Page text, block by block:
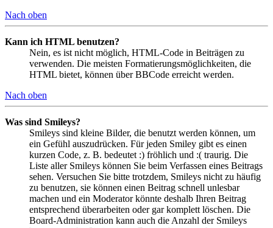
Nach oben
Kann ich HTML benutzen?
Nein, es ist nicht möglich, HTML-Code in Beiträgen zu
verwenden. Die meisten Formatierungsmöglichkeiten, die
HTML bietet, können über BBCode erreicht werden.
Nach oben
Was sind Smileys?
Smileys sind kleine Bilder, die benutzt werden können, um
ein Gefühl auszudrücken. Für jeden Smiley gibt es einen
kurzen Code, z. B. bedeutet :) fröhlich und :( traurig. Die
Liste aller Smileys können Sie beim Verfassen eines Beitrags
sehen. Versuchen Sie bitte trotzdem, Smileys nicht zu häufig
zu benutzen, sie können einen Beitrag schnell unlesbar
machen und ein Moderator könnte deshalb Ihren Beitrag
entsprechend überarbeiten oder gar komplett löschen. Die
Board-Administration kann auch die Anzahl der Smileys